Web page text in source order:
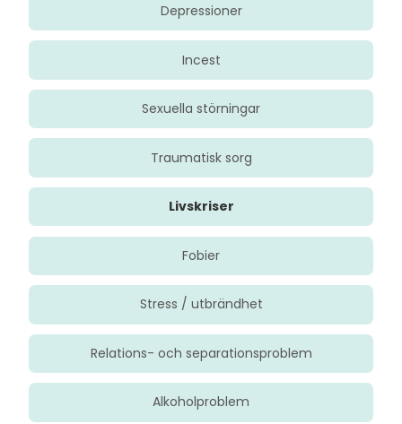
Depressioner
Incest
Sexuella störningar
Traumatisk sorg
Livskriser
Fobier
Stress / utbrändhet
Relations- och separationsproblem
Alkoholproblem